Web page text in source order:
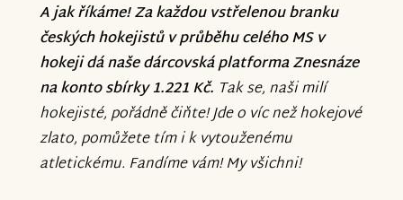
A jak říkáme! Za každou vstřelenou branku
českých hokejistů v průběhu celého MS v
hokeji dá naše dárcovská platforma Znesnáze
na konto sbírky 1.221 Kč. Tak se, naši milí
hokejisté, pořádně čiňte! Jde o víc než hokejové
zlato, pomůžete tím i k vytouženému
atletickému. Fandíme vám! My všichni!